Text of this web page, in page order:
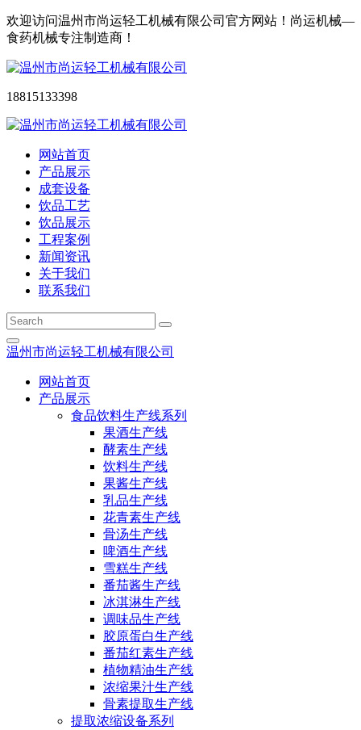
欢迎访问温州市尚运轻工机械有限公司官方网站！尚运机械—
食药机械专注制造商！
18815133398
网站首页
产品展示
成套设备
饮品工艺
饮品展示
工程案例
新闻资讯
关于我们
联系我们
温州市尚运轻工机械有限公司
网站首页
产品展示
食品饮料生产线系列
果酒生产线
酵素生产线
饮料生产线
果酱生产线
乳品生产线
花青素生产线
骨汤生产线
啤酒生产线
雪糕生产线
番茄酱生产线
冰淇淋生产线
调味品生产线
胶原蛋白生产线
番茄红素生产线
植物精油生产线
浓缩果汁生产线
骨素提取生产线
提取浓缩设备系列